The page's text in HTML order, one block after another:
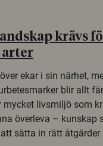
krävs
arter
ekar i sin närhet,
blir allt
mycket livsmiljö som
överleva – kunskap
sätta in rätt åtgärder